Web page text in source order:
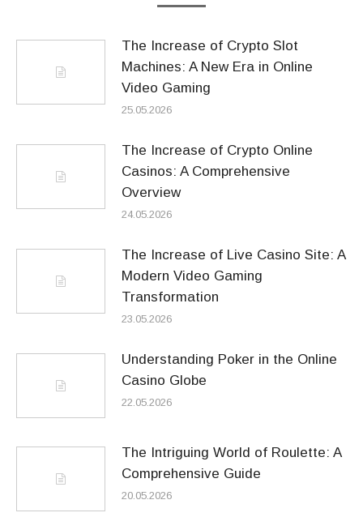
The Increase of Crypto Slot
Machines: A New Era in Online
Video Gaming
25.05.2026
The Increase of Crypto Online
Casinos: A Comprehensive
Overview
24.05.2026
The Increase of Live Casino Site: A
Modern Video Gaming
Transformation
23.05.2026
Understanding Poker in the Online
Casino Globe
22.05.2026
The Intriguing World of Roulette: A
Comprehensive Guide
20.05.2026